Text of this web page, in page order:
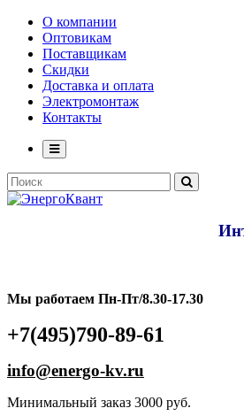
О компании
Оптовикам
Поставщикам
Скидки
Доставка и оплата
Электромонтаж
Контакты
Мы работаем Пн-Пт/8.30-17.30
+7(495)790-89-61
info@energo-kv.ru
Минимальный заказ 3000 руб.